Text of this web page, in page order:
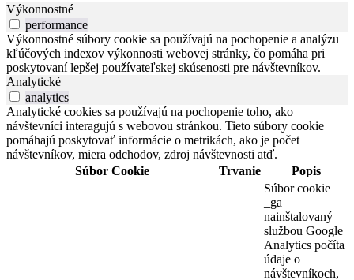
Výkonnostné
performance
Výkonnostné súbory cookie sa používajú na pochopenie a analýzu
kľúčových indexov výkonnosti webovej stránky, čo pomáha pri
poskytovaní lepšej používateľskej skúsenosti pre návštevníkov.
Analytické
analytics
Analytické cookies sa používajú na pochopenie toho, ako
návštevníci interagujú s webovou stránkou. Tieto súbory cookie
pomáhajú poskytovať informácie o metrikách, ako je počet
návštevníkov, miera odchodov, zdroj návštevnosti atď.
Súbor Cookie
Trvanie Popis
Súbor cookie
_ga
nainštalovaný
službou Google
Analytics počíta
údaje o
návštevníkoch,